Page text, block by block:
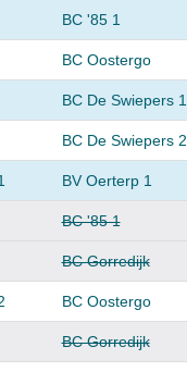
BC '85 1
BC Oostergo
BC De Swiepers 1
BC De Swiepers 2
BV Oerterp 1
BC '85 1
BC Gorredijk
BC Oostergo
BC Gorredijk